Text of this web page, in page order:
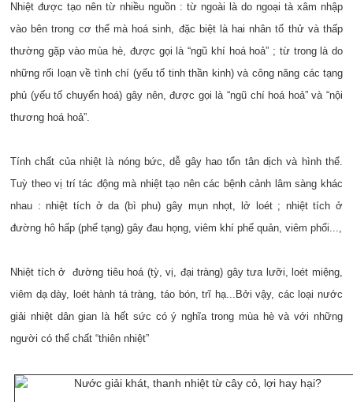
Nhiệt được tạo nên từ nhiều nguồn : từ ngoài là do ngoại tà xâm nhập
vào bên trong cơ thể mà hoá sinh, đặc biệt là hai nhân tố thử và thấp
thường gặp vào mùa hè, được gọi là “ngũ khí hoá hoả” ; từ trong là do
những rối loạn về tình chí (yếu tố tinh thần kinh) và công năng các tạng
phủ (yếu tố chuyển hoá) gây nên, được gọi là “ngũ chí hoá hoả” và “nội
thương hoá hoả”.
Tính chất của nhiệt là nóng bức, dễ gây hao tổn tân dịch và hình thể.
Tuỳ theo vị trí tác động mà nhiệt tạo nên các bệnh cảnh lâm sàng khác
nhau : nhiệt tích ở da (bì phu) gây mụn nhọt, lở loét ; nhiệt tích ở
đường hô hấp (phế tạng) gây đau họng, viêm khí phế quản, viêm phổi...,
N hiệt tích ở đường tiêu hoá (tỳ, vị, đại tràng) gây tưa lưỡi, loét miệng,
viêm dạ dày, loét hành tá tràng, táo bón, trĩ hạ...Bởi vậy, các loại nước
giải nhiệt dân gian là hết sức có ý nghĩa trong mùa hè và với những
người có thể chất “thiên nhiệt”